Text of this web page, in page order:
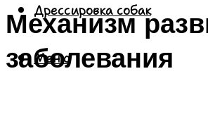
Дрессировка собак
Меню
Механизм
заболевания